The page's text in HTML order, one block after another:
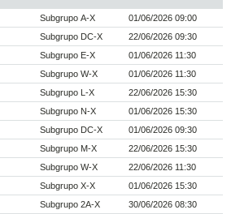
Subgrupo A-X
01/06/2026 09:00
Subgrupo DC-X
22/06/2026 09:30
Subgrupo E-X
01/06/2026 11:30
Subgrupo W-X
01/06/2026 11:30
Subgrupo L-X
22/06/2026 15:30
Subgrupo N-X
01/06/2026 15:30
Subgrupo DC-X
01/06/2026 09:30
Subgrupo M-X
22/06/2026 15:30
Subgrupo W-X
22/06/2026 11:30
Subgrupo X-X
01/06/2026 15:30
Subgrupo 2A-X
30/06/2026 08:30